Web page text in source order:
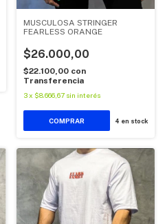
MUSCULOSA STRINGER
FEARLESS ORANGE
$26.000,00
$22.100,00 con
Transferencia
3 x $8.666,67 sin interés
COMPRAR 4 en stock